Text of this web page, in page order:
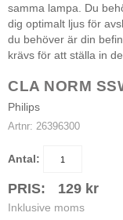
samma lampa. Du
dig optimalt ljus för
du behöver är din
krävs för att ställa in
CLA NORM
Philips
Artnr: 26396300
Antal:
PRIS: 129 kr
Inklusive moms